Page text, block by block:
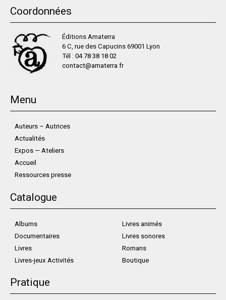
Coordonnées
Éditions Amaterra
6 C, rue des Capucins 69001 Lyon
Tél : 04 78 38 18 02
contact@amaterra.fr
Menu
Auteurs – Autrices
Actualités
Expos — Ateliers
Accueil
Ressources presse
Catalogue
Albums
Documentaires
Livres
Livres-jeux Activités
Livres animés
Livres sonores
Romans
Boutique
Pratique